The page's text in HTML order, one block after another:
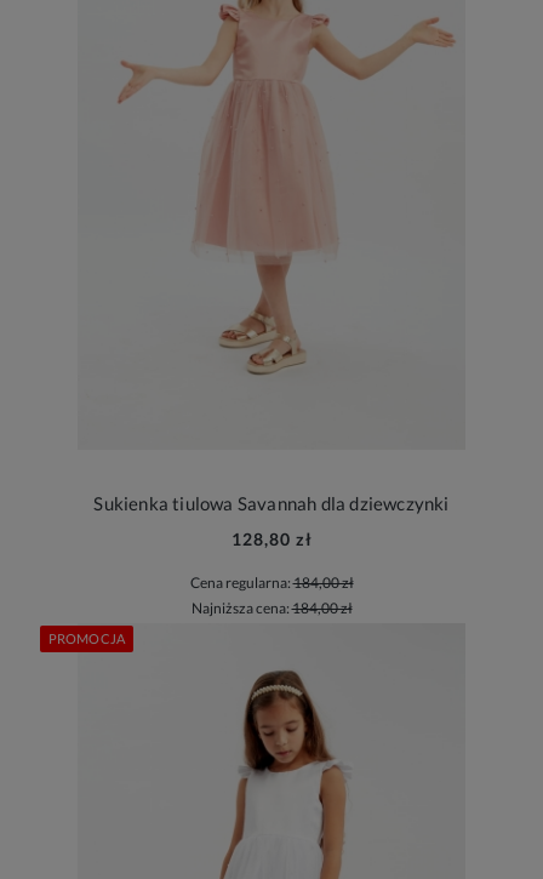
Sukienka tiulowa Savannah dla dziewczynki
128,80 zł
Cena regularna:184,00 zł
Najniższa cena:184,00 zł
PROMOCJA